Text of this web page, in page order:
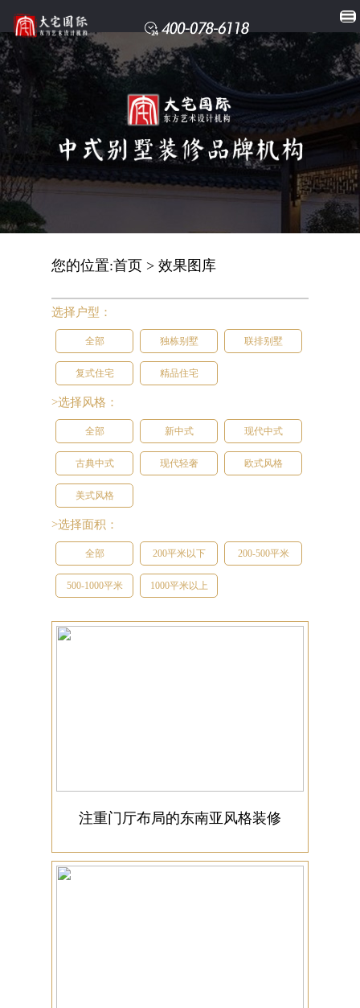
您的位置:首页 > 效果图库
选择户型：
全部 独栋别墅 联排别墅
复式住宅 精品住宅
>选择风格：
全部 新中式 现代中式
古典中式 现代轻奢 欧式风格
美式风格
>选择面积：
全部 200平米以下 200-500平米
500-1000平米 1000平米以上
注重门厅布局的东南亚风格装修